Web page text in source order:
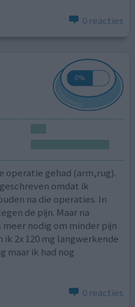
0 reacties
operatie gehad (arm,rug).
omdat ik
na die operaties. In
de pijn. Maar na
nodig om minder pijn
2x 120 mg langwerkende
maar ik had nog
0 reacties